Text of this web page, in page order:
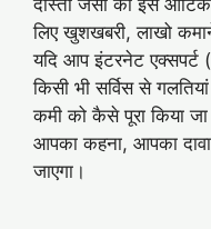
दोस्तों जैसा की इस
लिए खुशखबरी, लाखो
यदि आप इंटरनेट
किसी भी सर्विस से
कमी को कैसे पूरा किया
आपका कहना, आपका दावा
जाएगा।